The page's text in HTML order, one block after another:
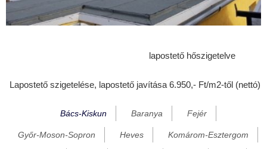
Dunaszentbenedek
Dusnok
lapostető hőszigetelve
Lapostető szigetelése, lapostető javítása 6.950,- Ft/m2-től (nettó)
Bács-Kiskun Baranya Fejér
Győr-Moson-Sopron Heves Komárom-Esztergom